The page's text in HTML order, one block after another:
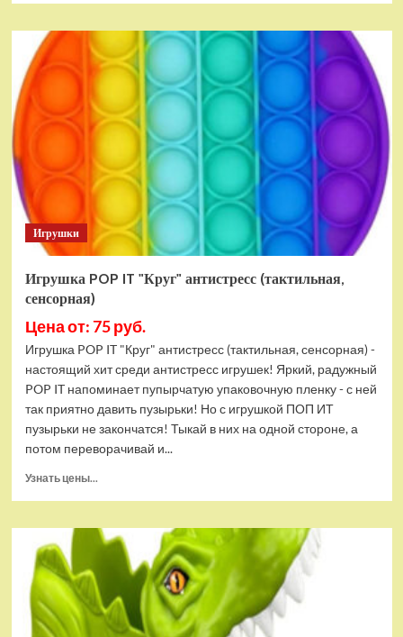
Автомат
стреляющий
орбизами,
Игрушки
Игрушка POP IT "Круг" антистресс (тактильная,
сенсорная)
Цена от: 75 руб.
Игрушка POP IT "Круг" антистресс (тактильная, сенсорная) -
настоящий хит среди антистресс игрушек! Яркий, радужный
POP IT напоминает пупырчатую упаковочную пленку - с ней
так приятно давить пузырьки! Но с игрушкой ПОП ИТ
пузырьки не закончатся! Тыкай в них на одной стороне, а
потом переворачивай и...
Узнать цены...
Игрушка
POP
"Круг"
антистресс
(тактильная,
сенсорная)